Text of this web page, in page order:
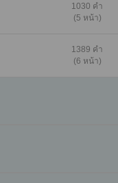
1030 คำ
(5 หน้า)
1389 คำ
(6 หน้า)